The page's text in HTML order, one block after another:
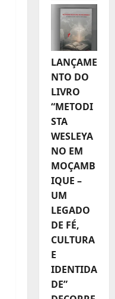
LANÇAME
NTO DO
LIVRO
“METODI
STA
WESLEYA
NO EM
MOÇAMB
IQUE –
UM
LEGADO
DE FÉ,
CULTURA
E
IDENTIDA
DE”